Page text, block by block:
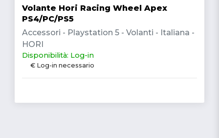
Volante Hori Racing Wheel Apex
PS4/PC/PS5
Accessori - Playstation 5 - Volanti - Italiana -
HORI
Disponibilità: Log-in
€ Log-in necessario